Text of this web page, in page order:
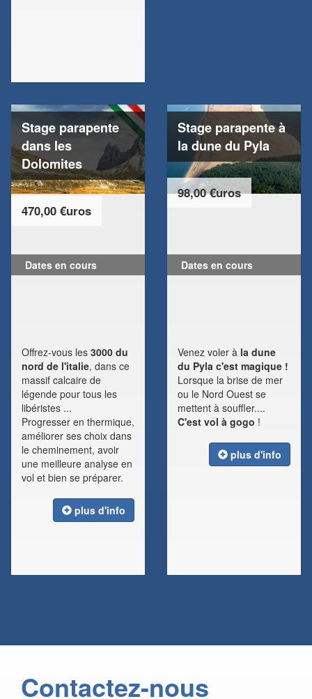
Stage parapente
dans les
Dolomites
470,00 €uros
Dates en cours
Offrez-vous les 3000 du
nord de l'italie, dans ce
massif calcaire de
légende pour tous les
libéristes ...
Progresser en thermique,
améliorer ses choix dans
le cheminement, avoir
une meilleure analyse en
vol et bien se préparer.
plus d'info
Stage parapente à
la dune du Pyla
98,00 €uros
Dates en cours
Venez voler à la dune
du Pyla c'est magique !
Lorsque la brise de mer
ou le Nord Ouest se
mettent à souffler....
C'est vol à gogo !
plus d'info
Contactez-nous